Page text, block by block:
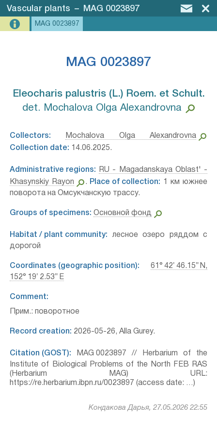
Vascular plants – MAG 0023897
MAG 0023897
MAG 0023897
Eleocharis palustris (L.) Roem. et Schult.⁣
det. Mochalova Olga Alexandrovna
Collectors:
Mochalova Olga Alexandrovna
Collection date: 14.06.2025.
Administrative regions:
RU - Magadanskaya Oblast' -
Khasynskiy Rayon
. Place of collection:
1 км южнее
поворота на Омсукчанскую трассу.
Groups of specimens: Основной фонд
Habitat / plant community: лесное озеро ряддом с
дорогой
Coordinates (geographic position):
61° 42′ 46.15″ N,
152° 19′ 2.53″ E
Comment:
Прим.: поворотное
Record creation: 2026-05-26, Alla Gurey.
Citation (GOST): MAG 0023897 // Herbarium of the
Institute of Biological Problems of the North FEB RAS
(Herbarium MAG) URL:
https://re.herbarium.ibpn.ru/0023897 (access date: …)
Кондакова Дарья, 27.05.2026 22:55